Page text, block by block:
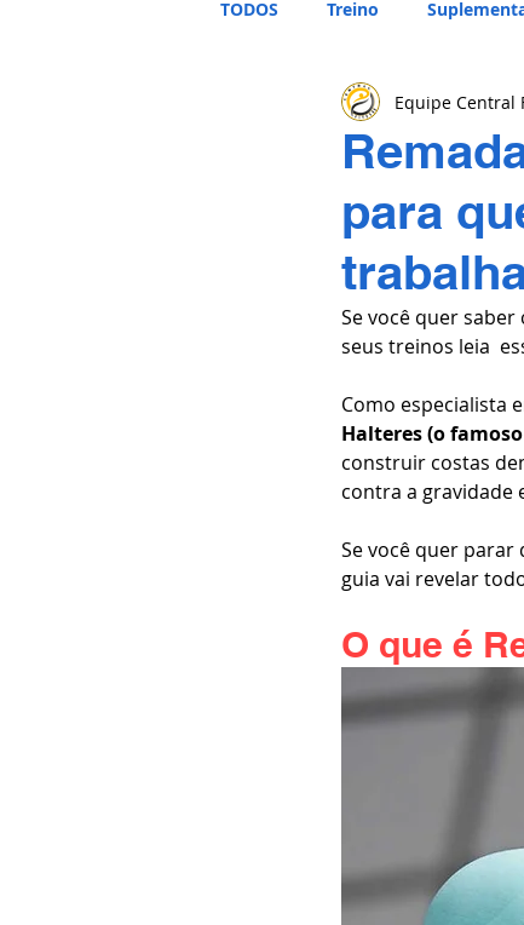
TODOS Treino
para
Equipe Central
Se você quer saber
seus treinos leia
Como especialista
Halteres (o
construir costas
contra a gravidade
Se você quer parar
guia vai revelar
O que é